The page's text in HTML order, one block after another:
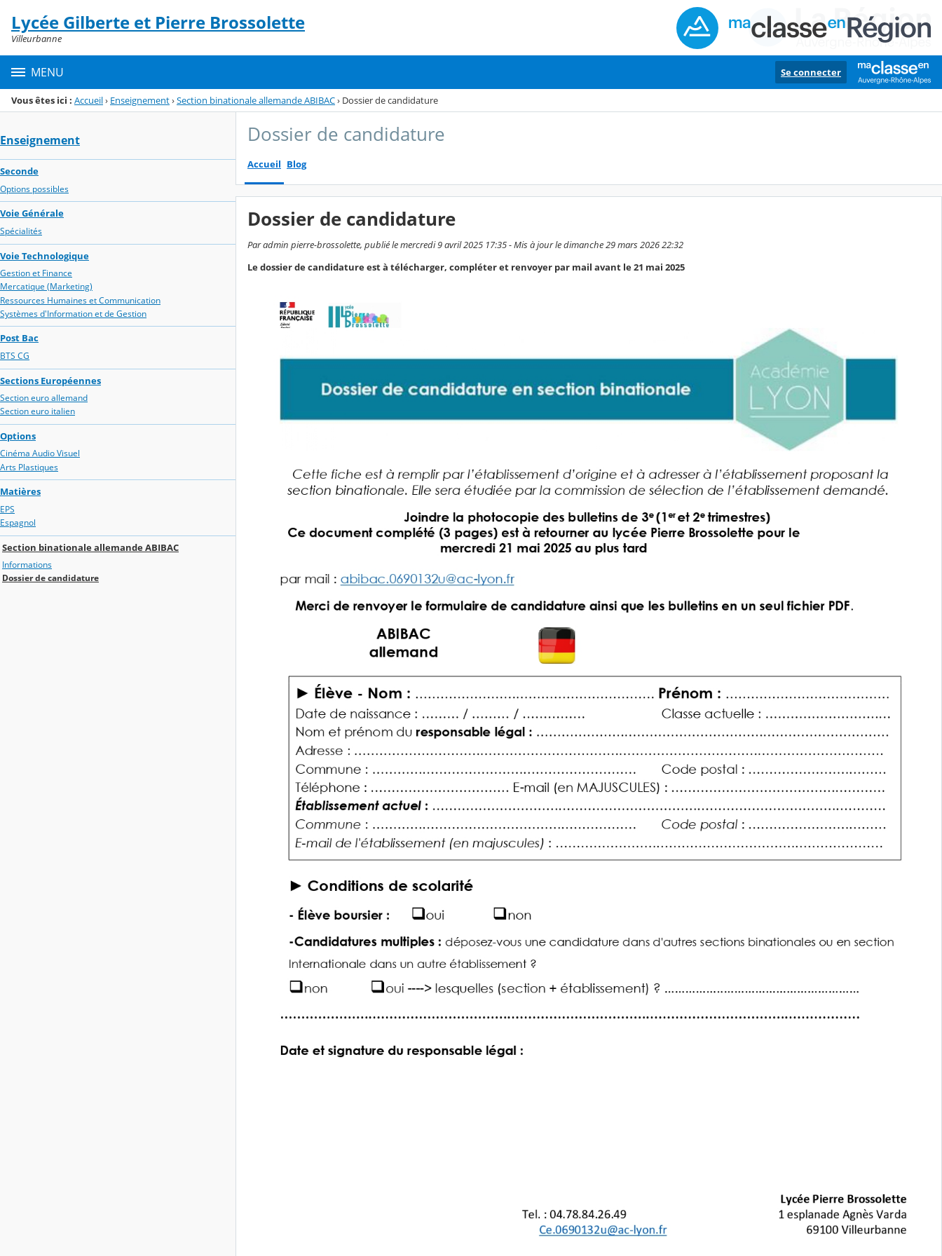
Menu de la rubrique
Contenu
Lycée Gilberte et Pierre Brossolette
Villeurbanne
MENU Se connecter
Vous êtes ici : Accueil› Enseignement›Section binationale allemande ABIBAC› Dossier de candidature
Enseignement
Seconde
Options possibles
Voie Générale
Spécialités
Voie Technologique
Gestion et Finance
Mercatique (Marketing)
Ressources Humaines et Communication
Systèmes d'Information et de Gestion
Post Bac
BTS CG
Sections Européennes
Section euro allemand
Section euro italien
Options
Cinéma Audio Visuel
Arts Plastiques
Matières
EPS
Espagnol
Section binationale allemande ABIBAC
Informations
Dossier de candidature
Dossier de candidature
Accueil Blog
Dossier de candidature
Par admin pierre-brossolette, publié le mercredi 9 avril 2025 17:35 - Mis à jour le dimanche 29 mars 2026 22:32
Le dossier de candidature est à télécharger, compléter et renvoyer par mail avant le 21 mai 2025